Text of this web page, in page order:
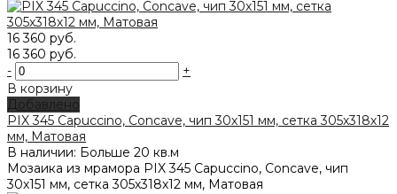
16 360 руб.
16 360 руб.
-
+
В корзину
Добавлено
PIX 345 Capuccino, Concave, чип 30х151 мм, сетка 305х318х12
мм, Матовая
В наличии: Больше 20 кв.м
Мозаика из мрамора PIX 345 Capuccino, Concave, чип
30х151 мм, сетка 305х318х12 мм, Матовая